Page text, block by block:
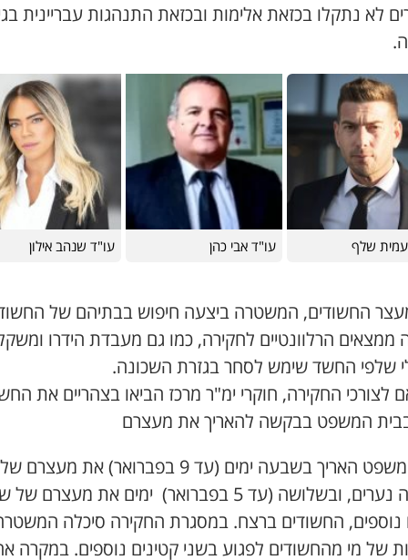
לא נתקלו בכזאת אלימות ובכזאת התנהגות עבריינית
שלף עו"ד אבי כהן עו"ד שנהב אילון
החשודים, המשטרה ביצעה חיפוש בבתיהם של
ממצאים הרלוונטיים לחקירה, כמו גם מעבדת הידרו
שלפי החשד שימש לסחר בגזרת השכונה.
לצורכי החקירה, חוקרי ימ"ר מרכז הביאו בצהריים את
בבית המשפט בבקשה להאריך את מעצרם
בית המשפט האריך בשבעה ימים (עד 9 בפברואר) את מעצרם של
שלושה נערים, ובשלושה (עד 5 בפברואר) ימים את מעצרם
נוספים, החשודים ברצח. במסגרת החקירה סיכלה
של מי מהחשודים לפגוע בשני קטינים נוספים. במקרה